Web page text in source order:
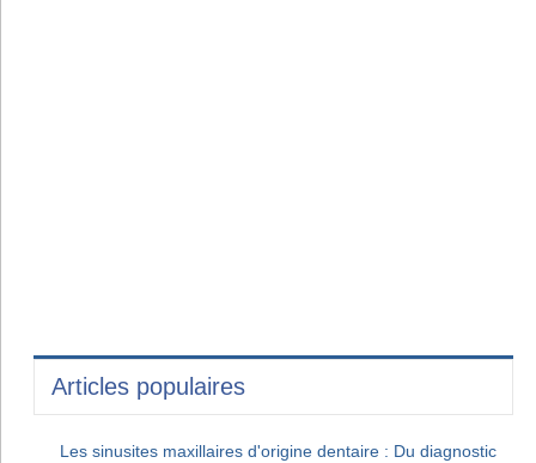
Articles populaires
Les sinusites maxillaires d'origine dentaire : Du diagnostic